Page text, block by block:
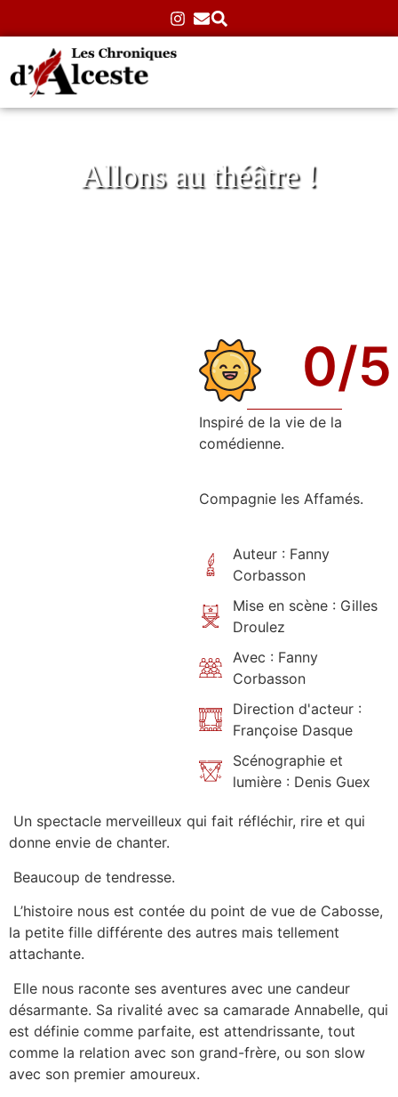
Allons au théâtre !
0/5
Inspiré de la vie de la
comédienne.
Compagnie les Affamés.
Auteur : Fanny
Corbasson
Mise en scène : Gilles
Droulez
Avec : Fanny
Corbasson
Direction d'acteur :
Françoise Dasque
Scénographie et
lumière : Denis Guex
Un spectacle merveilleux qui fait réfléchir, rire et qui
donne envie de chanter.
Beaucoup de tendresse.
L’histoire nous est contée du point de vue de Cabosse,
la petite fille différente des autres mais tellement
attachante.
Elle nous raconte ses aventures avec une candeur
désarmante. Sa rivalité avec sa camarade Annabelle, qui
est définie comme parfaite, est attendrissante, tout
comme la relation avec son grand-frère, ou son slow
avec son premier amoureux.